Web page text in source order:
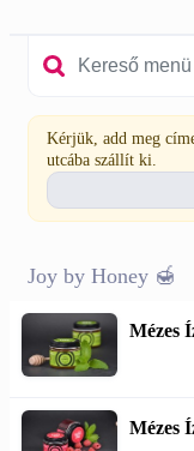
Kérjük, add meg
utcába szállít ki.
Joy by Honey 🍯
Mézes
Mézes